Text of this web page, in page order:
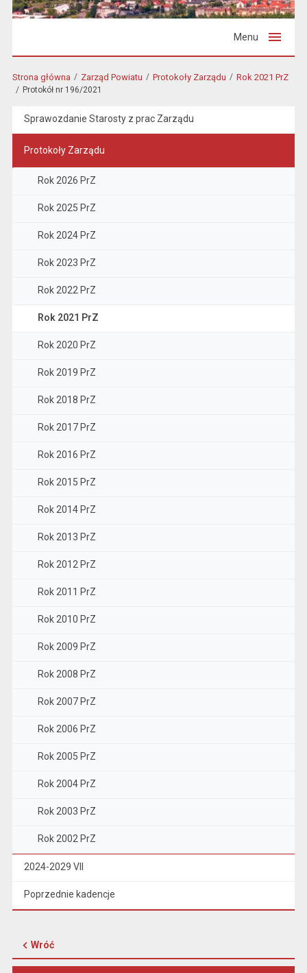
Menu
Strona główna Zarząd Powiatu Protokoły Zarządu Rok 2021 PrZ
Protokół nr 196/2021
Sprawozdanie Starosty z prac Zarządu
Protokoły Zarządu
Rok 2026 PrZ
Rok 2025 PrZ
Rok 2024 PrZ
Rok 2023 PrZ
Rok 2022 PrZ
Rok 2021 PrZ
Rok 2020 PrZ
Rok 2019 PrZ
Rok 2018 PrZ
Rok 2017 PrZ
Rok 2016 PrZ
Rok 2015 PrZ
Rok 2014 PrZ
Rok 2013 PrZ
Rok 2012 PrZ
Rok 2011 PrZ
Rok 2010 PrZ
Rok 2009 PrZ
Rok 2008 PrZ
Rok 2007 PrZ
Rok 2006 PrZ
Rok 2005 PrZ
Rok 2004 PrZ
Rok 2003 PrZ
Rok 2002 PrZ
2024-2029 VII
Poprzednie kadencje
Wróć